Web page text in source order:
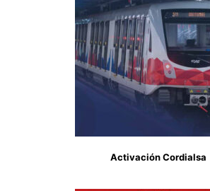
Activación Cordialsa